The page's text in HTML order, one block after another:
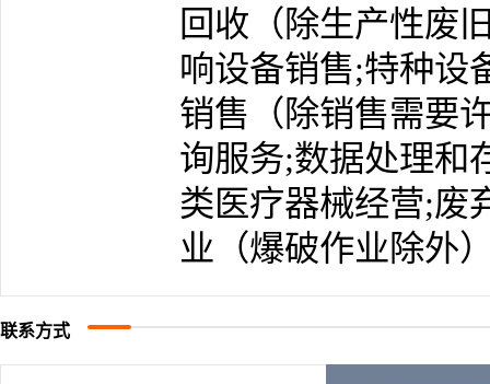
回收（除生产性废
响设备销售;特种设
销售（除销售需要
询服务;数据处理和
类医疗器械经营;废
业（爆破作业除外
联系方式